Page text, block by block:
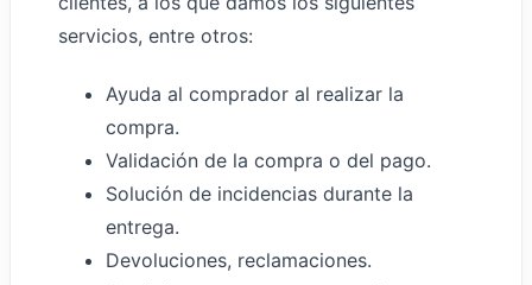
servicios, entre otros:
Ayuda al comprador al realizar la
compra.
Validación de la compra o del pago.
Solución de incidencias durante la
entrega.
Devoluciones, reclamaciones.